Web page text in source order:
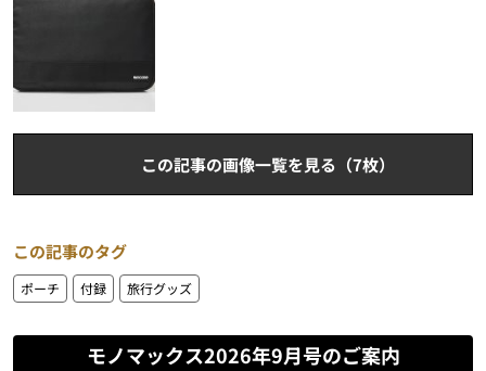
この記事の画像一覧を見る（7枚）
この記事のタグ
ポーチ 付録 旅行グッズ
モノマックス2026年9月号のご案内